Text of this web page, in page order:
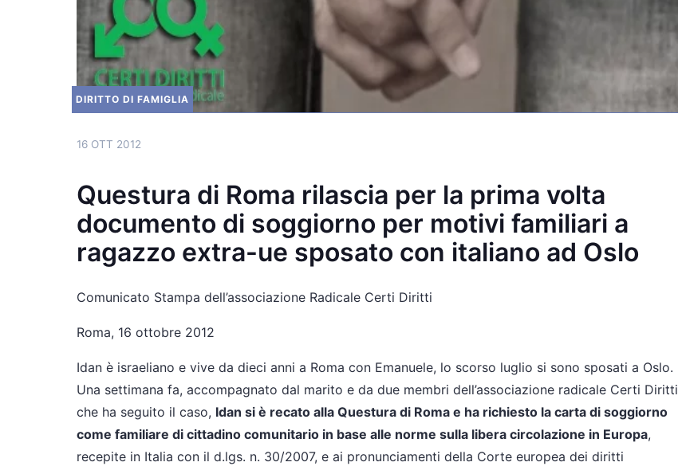
DIRITTO DI FAMIGLIA
16 OTT 2012
Questura di Roma rilascia per la prima volta
documento di soggiorno per motivi familiari a
ragazzo extra-ue sposato con italiano ad Oslo
Comunicato Stampa dell’associazione Radicale Certi Diritti
Roma, 16 ottobre 2012
Idan è israeliano e vive da dieci anni a Roma con Emanuele, lo scorso luglio si sono sposati a Oslo.
Una settimana fa, accompagnato dal marito e da due membri dell’associazione radicale Certi Diritti
che ha seguito il caso, Idan si è recato alla Questura di Roma e ha richiesto la carta di soggiorno
come familiare di cittadino comunitario in base alle norme sulla libera circolazione in Europa,
recepite in Italia con il d.lgs. n. 30/2007, e ai pronunciamenti della Corte europea dei diritti